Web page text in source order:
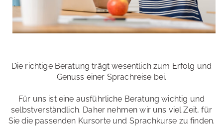
Die richtige Beratung trägt wesentlich zum Erfolg und
Genuss einer Sprachreise bei.
Für uns ist eine ausführliche Beratung wichtig und
selbstverständlich. Daher nehmen wir uns viel Zeit, für
Sie die passenden Kursorte und Sprachkurse zu finden.